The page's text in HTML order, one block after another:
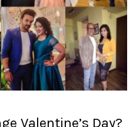
Valentine’s Day?